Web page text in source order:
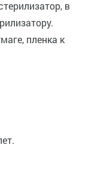
в
пленка к